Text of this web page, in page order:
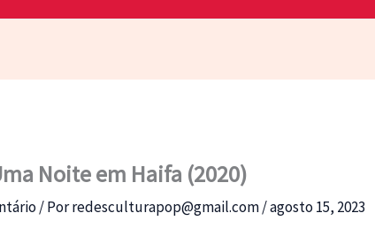
Noite em Haifa (2020)
/ Porredesculturapop@gmail.com/agosto 15, 2023